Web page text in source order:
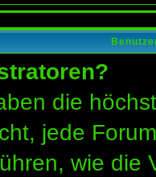
die
jede
wie die